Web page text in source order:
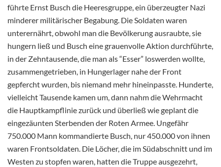
führte Ernst Busch die Heeresgruppe, ein überzeugter Nazi
minderer militärischer Begabung. Die Soldaten waren
unterernährt, obwohl man die Bevölkerung ausraubte, sie
hungern ließ und Busch eine grauenvolle Aktion durchführte,
in der Zehntausende, die man als “Esser” loswerden wollte,
zusammengetrieben, in Hungerlager nahe der Front
gepfercht wurden, bis niemand mehr hineinpasste. Hunderte,
vielleicht Tausende kamen um, dann nahm die Wehrmacht
die Hauptkampflinie zurück und überließ wie geplant die
eingezäunten Sterbenden der Roten Armee. Ungefähr
750.000 Mann kommandierte Busch, nur 450.000 von ihnen
waren Frontsoldaten. Die Löcher, die im Südabschnitt und im
Westen zu stopfen waren, hatten die Truppe ausgezehrt,